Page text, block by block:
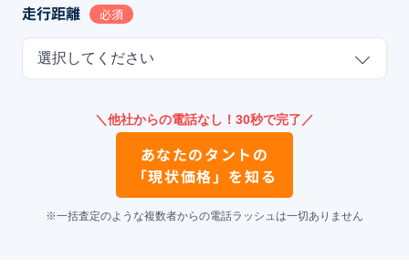
走行距離 必須
選択してください
＼他社からの電話なし！30秒で完了／
あなたのタント の
「現状価格」を知る
※一括査定のような複数者からの電話ラッシュは一切ありません